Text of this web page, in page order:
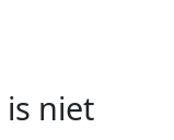
is niet